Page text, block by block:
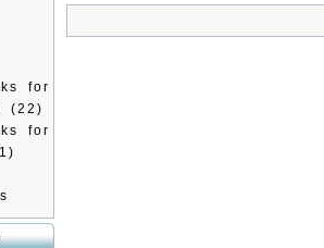
for
(22)
for